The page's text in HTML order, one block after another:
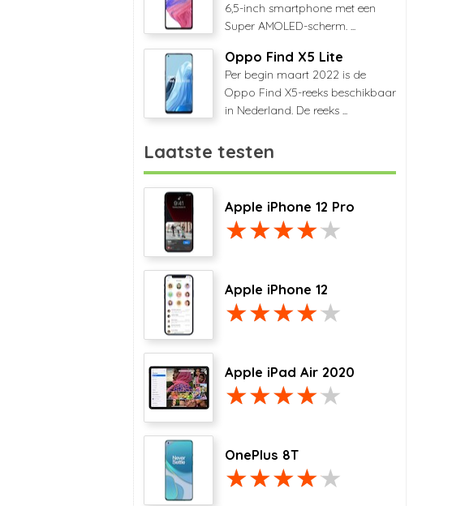
6,5-inch smartphone met een
Super AMOLED-scherm. ...
Oppo Find X5 Lite
Per begin maart 2022 is de
Oppo Find X5-reeks beschikbaar
in Nederland. De reeks ...
Laatste testen
Apple iPhone 12 Pro
Apple iPhone 12
Apple iPad Air 2020
OnePlus 8T